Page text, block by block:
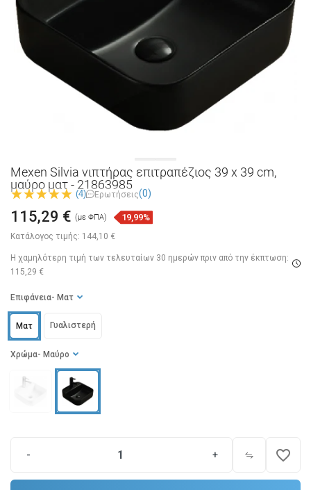
Mexen Silvia νιπτήρας επιτραπέζιος 39 x 39 cm,
μαύρο ματ - 21863985
(4) Ερωτήσεις(0)
Κατάλογος τιμής: 144,10 €
115,29 € (με ΦΠΑ) 19,99%
Η χαμηλότερη τιμή των τελευταίων 30 ημερών πριν από την έκπτωση:
115,29 €
Χρώμα - Μαύρο
Επιφάνεια - Ματ
Ματ Γυαλιστερή
- + favorite_border